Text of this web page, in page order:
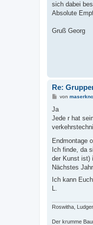
r
a
sich dabei
Absolute
Gruß Georg
Re:
B
i
r
a
von
Ja
Jede r hat
Endmontage
Ich finde, da
der Kunst ist)
Nächstes
Ich kann
L.
Roswitha,
Der krumme